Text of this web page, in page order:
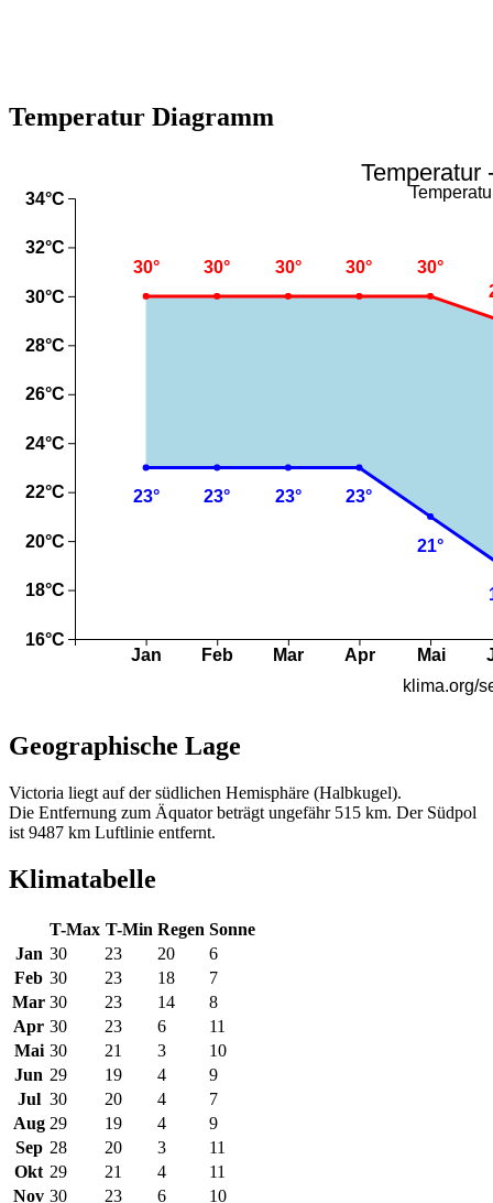
Temperatur Diagramm
Geographische Lage
Victoria liegt auf der südlichen Hemisphäre (Halbkugel).
Die Entfernung zum Äquator beträgt ungefähr 515 km. Der Südpol
ist 9487 km Luftlinie entfernt.
Klimatabelle
T-Max T-Min Regen Sonne
Jan 30 23 20
6
Feb 30 23 18
7
Mar 30 23 14
8
Apr 30 23 6
11
Mai 30 21 3
10
Jun 29 19 4
9
Jul 30 20 4
7
Aug 29 19 4
9
Sep 28 20 3
11
Okt 29 21 4
11
Nov 30 23 6 10